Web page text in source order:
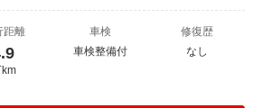
距離
車検
車検整備付
修復歴
なし